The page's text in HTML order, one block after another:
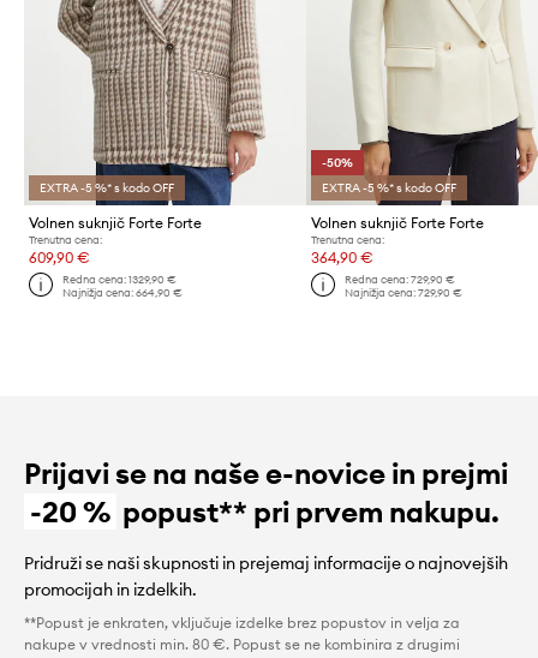
EXTRA -5 %* s kodo OFF
Volnen suknjič Forte Forte
Trenutna cena:
609,90 €
Redna cena:1329,90 €
Najnižja cena:664,90 €
-50%
EXTRA -5 %* s kodo OFF
Volnen suknjič Forte Forte
Trenutna cena:
364,90 €
Redna cena: 729,90 €
Najnižja cena: 729,90 €
Prijavi se na naše e-novice in prejmi
-20 % popust** pri prvem nakupu.
Pridruži se naši skupnosti in prejemaj informacije o najnovejših
promocijah in izdelkih.
**Popust je enkraten, vključuje izdelke brez popustov in velja za
nakupe v vrednosti min. 80 €. Popust se ne kombinira z drugimi